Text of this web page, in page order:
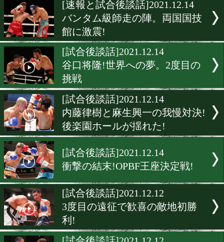
[試合後会見]2021.12.16
元世界王者の宮崎亮がカム
ク!
[戦力図]2021.12.16
新チャンピオン谷口将隆が
図を再チェック!
[一夜明け会見]2021.12.15
祝・世界王座奪取! 谷口将
[速報と試合後談話
バンタム級師走の陣。両国